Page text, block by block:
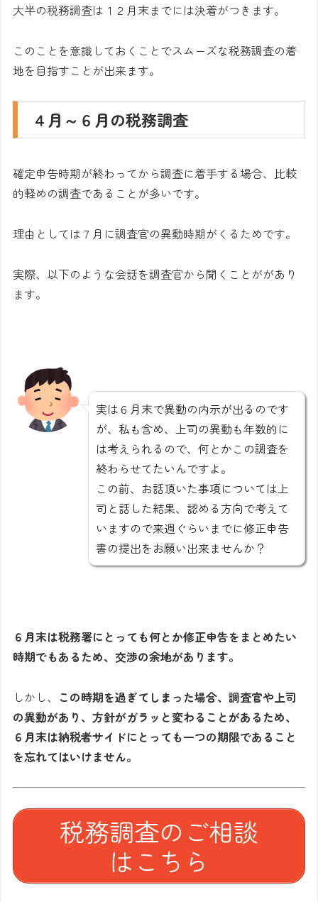
大半の税務調査は１２月末までには決着がつきます。
このことを意識しておくことでスムーズな税務調査の着
地を目指すことが出来ます。
４月～６月の税務調査
確定申告時期が終わってから調査に着手する場合、比較
的軽めの調査であることが多いです。
理由としては７月に調査官の異動時期がくるためです。
実際、以下のような会話を調査官から聞くことががあり
ます。
実は６月末で異動の内示が出るのです
が、私も含め、上司の異動も年数的に
は考えられるので、何とかこの調査を
終わらせてたいんですよ。
この前、お話頂いた事項については上
司と話した結果、認める方向で考えて
いますので来週ぐらいまでに修正申告
書の提出をお願い出来ませんか？
６月末は税務署にとっても何とか修正申告をまとめたい
時期でもあるため、交渉の余地があります。
しかし、 この時期を過ぎてしまった場合、調査官や上司
の異動があり、方針がガラッと変わることがあるため、
６月末は納税者サイドにとっても一つの期限であること
を忘れてはいけません。
税務調査のご相談
はこちら